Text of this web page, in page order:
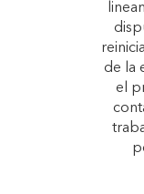
de la
el